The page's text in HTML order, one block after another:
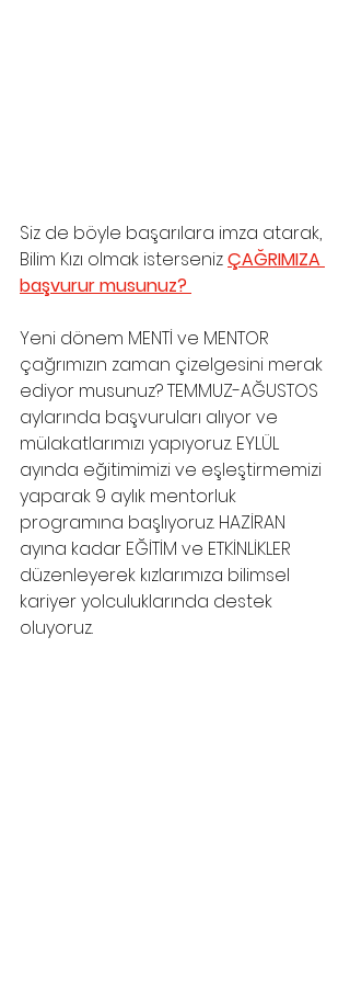
Siz de böyle başarılara imza atarak,
Bilim Kızı olmak isterseniz ÇAĞRIMIZA
başvurur musunuz?
Yeni dönem MENTİ ve MENTOR
çağrımızın zaman çizelgesini merak
ediyor musunuz? TEMMUZ-AĞUSTOS
aylarında başvuruları alıyor ve
mülakatlarımızı yapıyoruz. EYLÜL
ayında eğitimimizi ve eşleştirmemizi
yaparak 9 aylık mentorluk
programına başlıyoruz. HAZİRAN
ayına kadar EĞİTİM ve ETKİNLİKLER
düzenleyerek kızlarımıza bilimsel
kariyer yolculuklarında destek
oluyoruz.